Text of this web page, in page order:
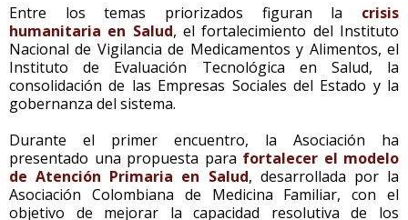
Entre los temas priorizados figuran la crisis
humanitaria en Salud, el fortalecimiento del Instituto
Nacional de Vigilancia de Medicamentos y Alimentos, el
Instituto de Evaluación Tecnológica en Salud, la
consolidación de las Empresas Sociales del Estado y la
gobernanza del sistema.
Durante el primer encuentro, la Asociación ha
presentado una propuesta para fortalecer el modelo
de Atención Primaria en Salud, desarrollada por la
Asociación Colombiana de Medicina Familiar, con el
objetivo de mejorar la capacidad resolutiva de los